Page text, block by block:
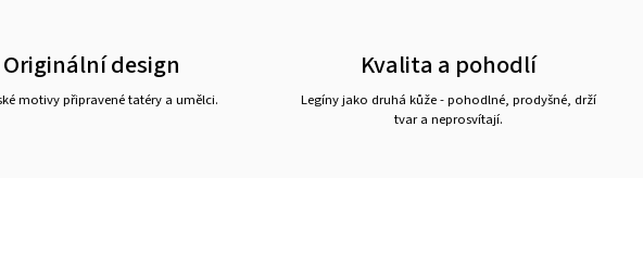
Originální design
motivy připravené tatéry a umělci.
Kvalita a pohodlí
Legíny jako druhá kůže - pohodlné, prodyšné, drží
tvar a neprosvítají.